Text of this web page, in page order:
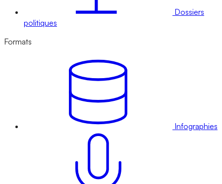
Dossiers
politiques
Formats
Infographies